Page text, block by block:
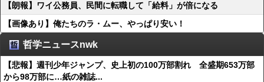
【朗報】ワイ公務員、民間に転職して「給料」が倍になる
【画像あり】俺たちのラ・ムー、やっぱり安い！
哲学ニュースnwk
【悲報】週刊少年ジャンプ、史上初の100万部割れ 全盛期653万部
から98万部に…紙の雑誌...